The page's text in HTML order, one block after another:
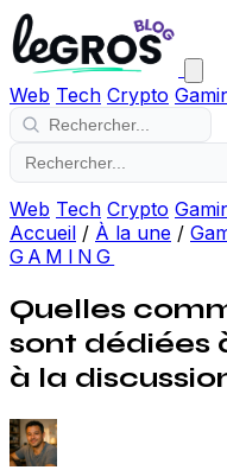
Web Tech Crypto
Web Tech Crypto
Accueil / À la une /
GAMING
Quelles
sont dédiées
à la